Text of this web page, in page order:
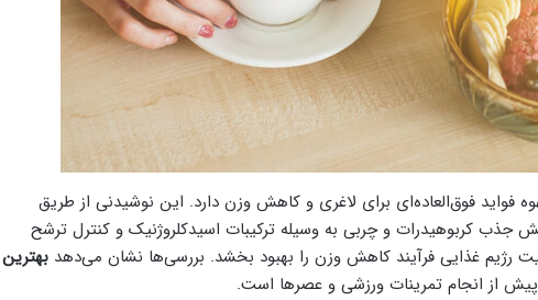
فواید فوق‌العاده‌ای برای لاغری و کاهش وزن دارد. این نوشیدنی از طریق
جذب کربوهیدرات و چربی به وسیله ترکیبات اسیدکلروژنیک و کنترل ترشح
رژیم غذایی فرآیند کاهش وزن را بهبود بخشد. بررسی‌ها نشان می‌دهد بهترین
از انجام تمرینات ورزشی و عصرها است.